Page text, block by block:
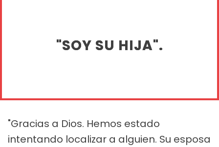
"SOY SU HIJA".
"Gracias a Dios. Hemos estado
intentando localizar a alguien. Su esposa